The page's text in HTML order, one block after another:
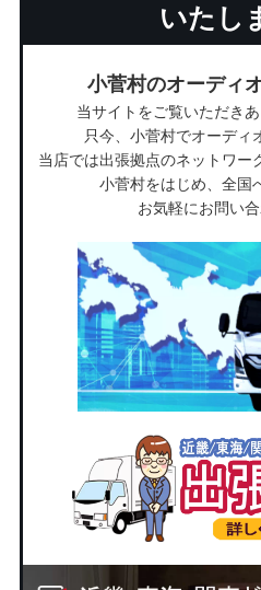
いたし
小菅村のオーディ
当サイトをご覧いただき
只今、小菅村でオーディ
当店では出張拠点のネットワー
小菅村をはじめ、全国
お気軽にお問い合